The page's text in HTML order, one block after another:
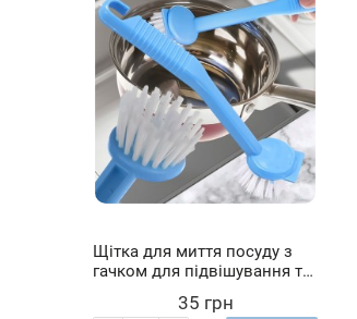
Щітка для миття посуду з
гачком для підвішування та
35 грн